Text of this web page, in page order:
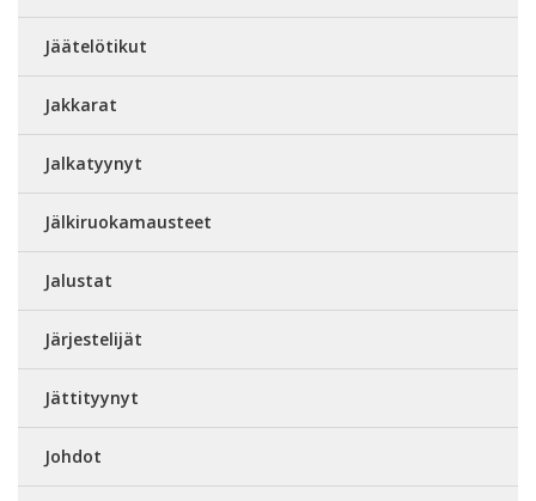
Jäätelötikut
Jakkarat
Jalkatyynyt
Jälkiruokamausteet
Jalustat
Järjestelijät
Jättityynyt
Johdot